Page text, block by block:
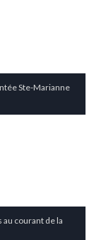
Ste-Marianne
courant de la